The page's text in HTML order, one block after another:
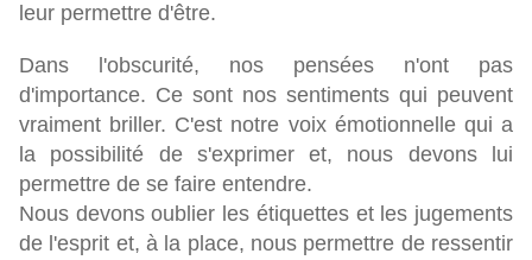
leur permettre d'être.
Dans l'obscurité, nos pensées n'ont pas
d'importance. Ce sont nos sentiments qui peuvent
vraiment briller. C'est notre voix émotionnelle qui a
la possibilité de s'exprimer et, nous devons lui
permettre de se faire entendre.
Nous devons oublier les étiquettes et les jugements
de l'esprit et, à la place, nous permettre de ressentir